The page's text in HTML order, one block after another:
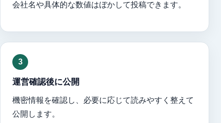
会社名や具体的な数値はぼかして投稿できます。
3
運営確認後に公開
機密情報を確認し、必要に応じて読みやすく整えて
公開します。